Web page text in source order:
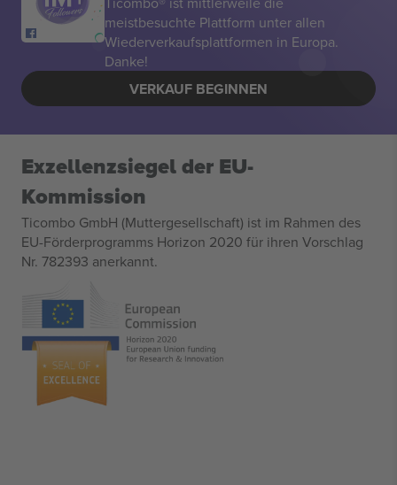
meistbesuchte Plattform unter allen
Wiederverkaufsplattformen in Europa.
Danke!
VERKAUF BEGINNEN
Exzellenzsiegel der EU-
Kommission
Ticombo GmbH (Muttergesellschaft) ist im Rahmen des
EU-Förderprogramms Horizon 2020 für ihren Vorschlag
Nr. 782393 anerkannt.